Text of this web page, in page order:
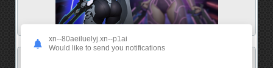
xn--80aeiluelyj.xn--p1ai
Would like to send you notifications